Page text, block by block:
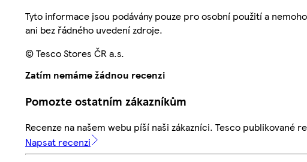
Tyto informace jsou podávány pouze pro osobní použití a
ani bez řádného uvedení zdroje.
© Tesco Stores ČR a.s.
Zatím nemáme žádnou recenzi
Pomozte ostatním zákazníkům
Recenze na našem webu píší naši zákazníci. Tesco publikované
Napsat recenzi